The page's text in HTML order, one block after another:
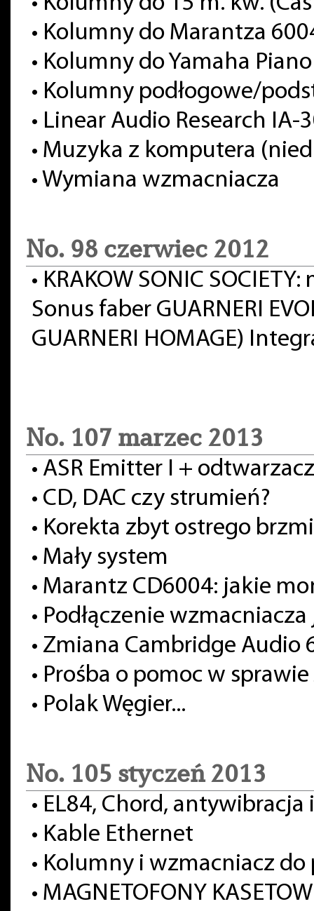
• Kolumny do Marantza
• Kolumny do Yamaha
• Kolumny podłogowe/
• Linear Audio Research IA-
• Muzyka z komputera
• Wymiana wzmacniacza
No. 98 czerwiec 2012
• KRAKOW SONIC
Sonus faber GUARNERI
GUARNERI HOMAGE)
No. 107 marzec 2013
• ASR Emitter I +
• CD, DAC czy strumień?
• Korekta zbyt ostrego
• Mały system
• Marantz CD6004: jakie
• Podłączenie
• Zmiana Cambridge Audio
• Prośba o pomoc w sprawie
• Polak Węgier...
No. 105 styczeń 2013
• EL84, Chord, antywibracja
• Kable Ethernet
• Kolumny i wzmacniacz do
• MAGNETOFONY